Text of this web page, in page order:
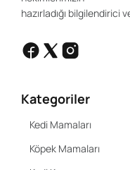
hazırladığı bilgilendirici
Kategoriler
Kedi Mamaları
Köpek Mamaları